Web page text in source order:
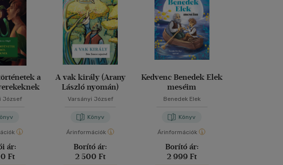
a
József
ár:
Ft
A vak király (Arany
László nyomán)
Varsányi József
Könyv
Árinformációk
Borító ár:
2 500 Ft
Kedvenc Benedek Elek
meséim
Benedek Elek
Könyv
Árinformációk
Borító ár:
2 999 Ft